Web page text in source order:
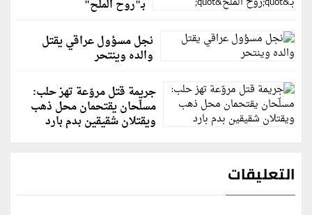
بـ"روح الملح"
نجل مسؤول عراقي يقتل
والده وينتحر
جريمة قتل مروّعة تهز حلب:
مسلّحان يقتحمان محل ذهب
ويقتلان شقيقين بدم بارد
التعليقات